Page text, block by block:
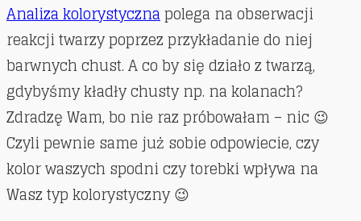
Analiza kolorystycznapolega na obserwacji
reakcji twarzy poprzez przykładanie do niej
barwnych chust. A co by się działo z twarzą,
gdybyśmy kładły chusty np. na kolanach?
Zdradzę Wam, bo nie raz próbowałam – nic 😉
Czyli pewnie same już sobie odpowiecie, czy
kolor waszych spodni czy torebki wpływa na
Wasz typ kolorystyczny 😉